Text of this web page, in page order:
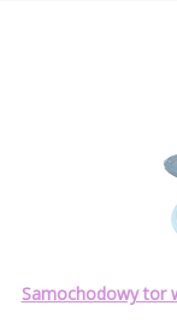
Samochodowy tor